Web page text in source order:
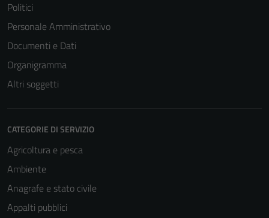
Politici
Personale Amministrativo
Documenti e Dati
Organigramma
Altri soggetti
CATEGORIE DI SERVIZIO
Agricoltura e pesca
Ambiente
Anagrafe e stato civile
Appalti pubblici